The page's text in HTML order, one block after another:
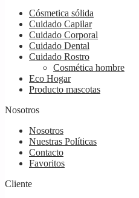
Cósmetica sólida
Cuidado Capilar
Cuidado Corporal
Cuidado Dental
Cuidado Rostro
Cosmética hombre
Eco Hogar
Producto mascotas
Nosotros
Nosotros
Nuestras Políticas
Contacto
Favoritos
Cliente